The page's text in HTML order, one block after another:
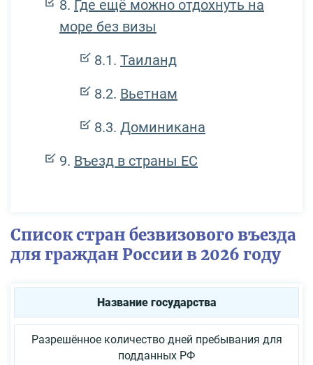
Где ещё можно отдохнуть на
море без визы
Таиланд
Вьетнам
Доминикана
Въезд в страны ЕС
Список стран безвизового въезда
для граждан России в 2026 году
Название государства
Разрешённое количество дней пребывания для
подданных РФ